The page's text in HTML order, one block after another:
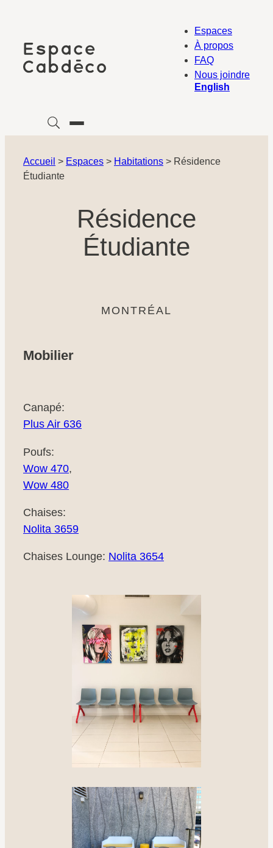
contenu
Espaces
À propos
FAQ
Nous joindre
English
Accueil > Espaces > Habitations > Résidence
Étudiante
Résidence
Étudiante
MONTRÉAL
Mobilier
Canapé:
Plus Air 636
Poufs:
Wow 470,
Wow 480
Chaises:
Nolita 3659
Chaises Lounge: Nolita 3654